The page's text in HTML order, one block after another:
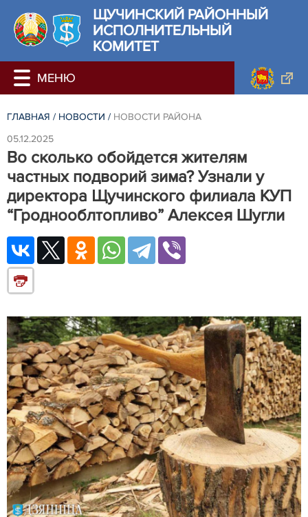
ЩУЧИНСКИЙ РАЙОННЫЙ
ИСПОЛНИТЕЛЬНЫЙ
КОМИТЕТ
ГЛАВНАЯ / НОВОСТИ / НОВОСТИ РАЙОНА
05.12.2025
Во сколько обойдется жителям
частных подворий зима? Узнали у
директора Щучинского филиала КУП
“Гроднооблтопливо” Алексея Шугли